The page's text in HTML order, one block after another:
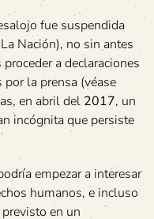
fue suspendida
Nación), no sin antes
a declaraciones
la prensa (véase
en abril del 2017, un
incógnita que persiste
empezar a interesar
humanos, e incluso
en un